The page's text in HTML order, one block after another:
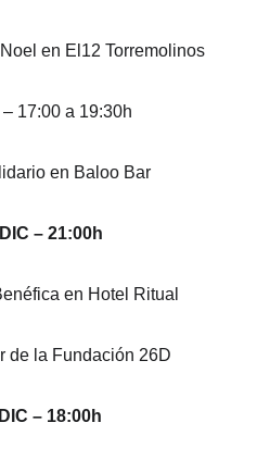
en El12 Torremolinos
17:00 a 19:30h
en Baloo Bar
– 21:00h
en Hotel Ritual
de la Fundación 26D
– 18:00h